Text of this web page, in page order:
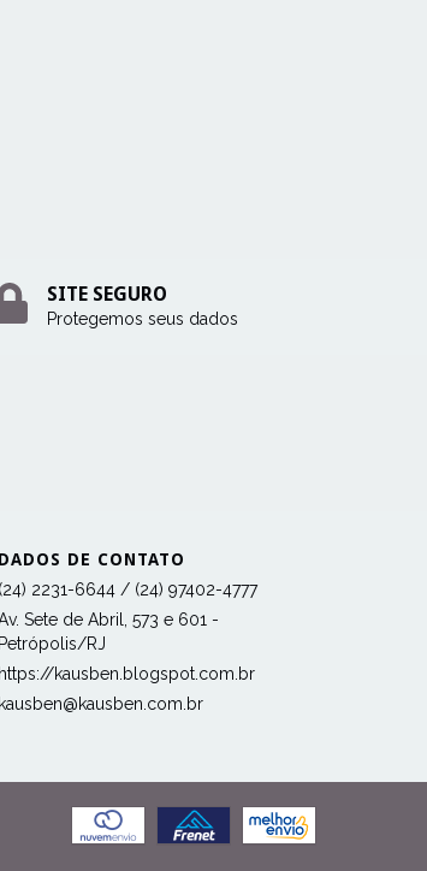
SITE SEGURO
Protegemos seus dados
DADOS DE CONTATO
(24) 2231-6644 / (24) 97402-4777
Sete de Abril, 573 e 601 -
Petrópolis/RJ
https://kausben.blogspot.com.br
kausben@kausben.com.br